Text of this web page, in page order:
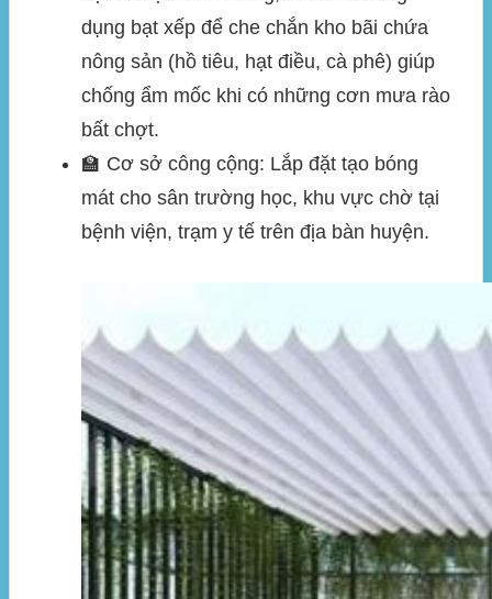
dụng bạt xếp để che chắn kho bãi chứa
nông sản (hồ tiêu, hạt điều, cà phê) giúp
chống ẩm mốc khi có những cơn mưa rào
bất chợt.
🏫 Cơ sở công cộng: Lắp đặt tạo bóng
mát cho sân trường học, khu vực chờ tại
bệnh viện, trạm y tế trên địa bàn huyện.